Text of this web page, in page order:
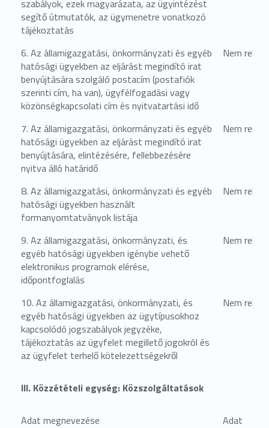
szabályok, ezek magyarázata, az ügyintézést
segítő útmutatók, az ügymenetre vonatkozó
tájékoztatás
6. Az államigazgatási, önkormányzati és egyéb
hatósági ügyekben az eljárást megindító irat
benyújtására szolgáló postacím (postafiók
szerinti cím, ha van), ügyfélfogadási vagy
közönségkapcsolati cím és nyitvatartási idő
Nem
7. Az államigazgatási, önkormányzati és egyéb
hatósági ügyekben az eljárást megindító irat
benyújtására, elintézésére, fellebbezésére
nyitva álló határidő
Nem
8. Az államigazgatási, önkormányzati és egyéb
hatósági ügyekben használt
formanyomtatványok listája
Nem
9. Az államigazgatási, önkormányzati, és
egyéb hatósági ügyekben igénybe vehető
elektronikus programok elérése,
időpontfoglalás
Nem
10. Az államigazgatási, önkormányzati, és
egyéb hatósági ügyekben az ügytípusokhoz
kapcsolódó jogszabályok jegyzéke,
tájékoztatás az ügyfelet megillető jogokról és
az ügyfelet terhelő kötelezettségekről
Nem
III. Közzétételi egység: Közszolgáltatások
Adat megnevezése Adat